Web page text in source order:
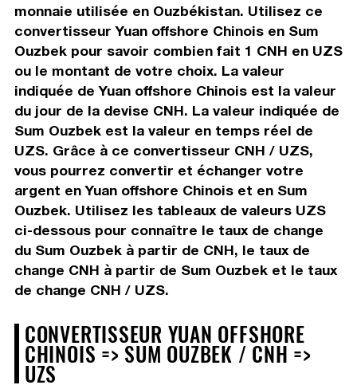
monnaie utilisée en Ouzbékistan. Utilisez ce
convertisseur Yuan offshore Chinois en Sum
Ouzbek pour savoir combien fait 1 CNH en UZS
ou le montant de votre choix. La valeur
indiquée de Yuan offshore Chinois est la valeur
du jour de la devise CNH. La valeur indiquée de
Sum Ouzbek est la valeur en temps réel de
UZS. Grâce à ce convertisseur CNH / UZS,
vous pourrez convertir et échanger votre
argent en Yuan offshore Chinois et en Sum
Ouzbek. Utilisez les tableaux de valeurs UZS
ci-dessous pour connaître le taux de change
du Sum Ouzbek à partir de CNH, le taux de
change CNH à partir de Sum Ouzbek et le taux
de change CNH / UZS.
CONVERTISSEUR YUAN OFFSHORE
CHINOIS => SUM OUZBEK / CNH =>
UZS